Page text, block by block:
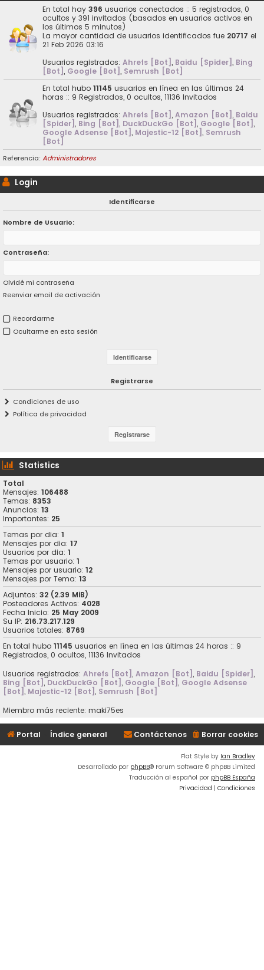
En total hay 396 usuarios conectados :: 5 registrados, 0
ocultos y 391 invitados (basados en usuarios activos en
los últimos 5 minutos)
La mayor cantidad de usuarios identificados fue 20717 el
21 Feb 2026 03:16
Usuarios registrados: Ahrefs [Bot], Baidu [Spider], Bing
[Bot], Google [Bot], Semrush [Bot]
En total hubo 11145 usuarios en línea en las últimas 24
horas :: 9 Registrados, 0 ocultos, 11136 Invitados
Usuarios registrados: Ahrefs [Bot], Amazon [Bot], Baidu
[Spider], Bing [Bot], DuckDuckGo [Bot], Google [Bot],
Google Adsense [Bot], Majestic-12 [Bot], Semrush
[Bot]
Referencia: Administradores
Login
Identificarse
Nombre de Usuario:
Contraseña:
Olvidé mi contraseña
Reenviar email de activación
Recordarme
Ocultarme en esta sesión
Registrarse
Condiciones de uso
Política de privacidad
Statistics
Total
Mensajes: 106488
Temas: 8353
Anuncios: 13
Importantes: 25
Temas por dia: 1
Mensajes por dia: 17
Usuarios por dia: 1
Temas por usuario: 1
Mensajes por usuario: 12
Mensajes por Tema: 13
Adjuntos: 32 (2.39 MiB)
Posteadores Activos: 4028
Fecha Inicio: 25 May 2009
Su IP: 216.73.217.129
Usuarios totales: 8769
En total hubo 11145 usuarios en línea en las últimas 24 horas :: 9
Registrados, 0 ocultos, 11136 Invitados
Usuarios registrados: Ahrefs [Bot], Amazon [Bot], Baidu [Spider],
Bing [Bot], DuckDuckGo [Bot], Google [Bot], Google Adsense
[Bot], Majestic-12 [Bot], Semrush [Bot]
Miembro más reciente: maki75es
Portal Índice general Borrar cookies
Contáctenos
Flat Style by Ian Bradley
Desarrollado por phpBB® Forum Software © phpBB Limited
Traducción al español por phpBB España
Privacidad | Condiciones